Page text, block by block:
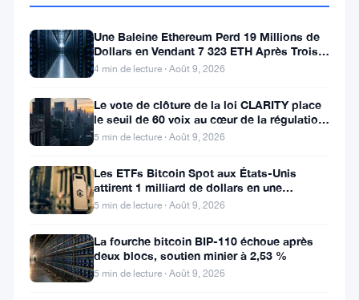
prix
tout
comme
celui
son
homologue
Bitcoin,
Une Baleine Ethereum Perd 19 Millions de
Dollars en Vendant 7 323 ETH Après Trois
Ans de Staking
4 min de lecture · Août 9, 2026
Le vote de clôture de la loi CLARITY place
le seuil de 60 voix au cœur de la régulation
crypto
5 min de lecture · Août 9, 2026
Les ETFs Bitcoin Spot aux États-Unis
attirent 1 milliard de dollars en une
semaine, la faille de 116 millions
5 min de lecture · Août 9, 2026
La fourche bitcoin BIP-110 échoue après
deux blocs, soutien minier à 2,53 %
5 min de lecture · Août 9, 2026